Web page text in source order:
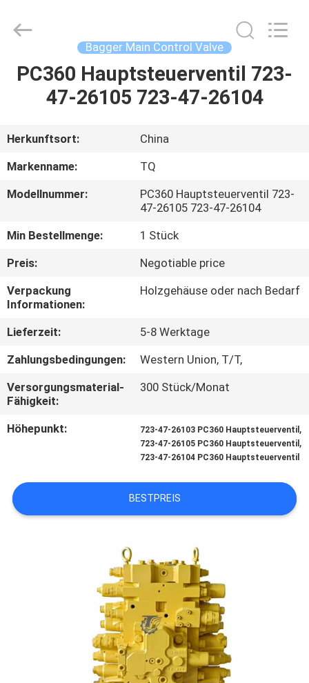
STARTSEITE
VIDEOS
VR
SHOW
ÜBER
UNS
FABRIK
TOUR
QUALITÄTSKONTROLLE
NACHRICHTEN
REFERENZEN
Machinery
Reserved.
Bagger Main Control Valve
PC360 Hauptsteuerventil 723-
47-26105 723-47-26104
Herkunftsort:
China
Markenname:
TQ
Modellnummer:
PC360 Hauptsteuerventil 723-
47-26105 723-47-26104
Min Bestellmenge:
1 Stück
Preis:
Negotiable price
Verpackung
Informationen:
Holzgehäuse oder nach Bedarf
Lieferzeit:
5-8 Werktage
Zahlungsbedingungen:
Western Union, T/T,
Versorgungsmaterial-
Fähigkeit:
300 Stück/Monat
Höhepunkt: 723-47-26103 PC360 Hauptsteuerventil ,
723-47-26105 PC360 Hauptsteuerventil ,
723-47-26104 PC360 Hauptsteuerventil
BESTPREIS